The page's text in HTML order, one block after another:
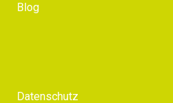
Blog
Datenschutz